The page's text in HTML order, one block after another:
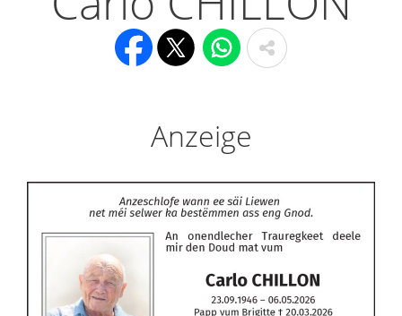
Anzeige